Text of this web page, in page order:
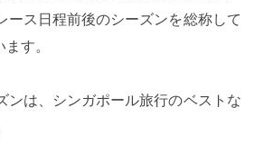
ース日程前後のシーズンを総称して
す。
ンは、シンガポール旅行のベストな